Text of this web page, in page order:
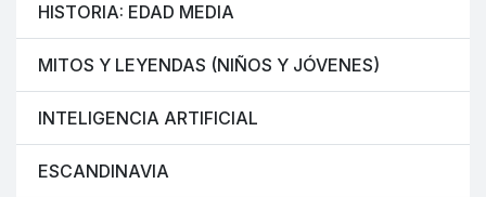
HISTORIA: EDAD MEDIA
MITOS Y LEYENDAS (NIÑOS Y JÓVENES)
INTELIGENCIA ARTIFICIAL
ESCANDINAVIA